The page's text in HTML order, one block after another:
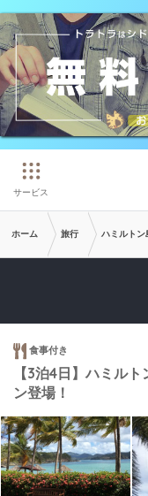
メインコンテンツへス
サービス
ホーム 旅行 ハミルトン
食事付き
【3泊4日】ハミル
ン登場！